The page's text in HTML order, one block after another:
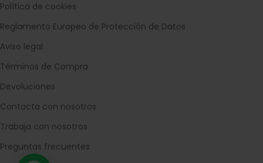
Política de cookies
Reglamento Europeo de Protección de Datos
Aviso legal
Términos de Compra
Devoluciones
Contacta con nosotros
Trabaja con nosotros
Preguntas frecuentes